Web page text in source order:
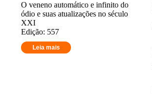
O veneno automático e infinito do
ódio e suas atualizações no século
XXI
Edição: 557
Leia mais